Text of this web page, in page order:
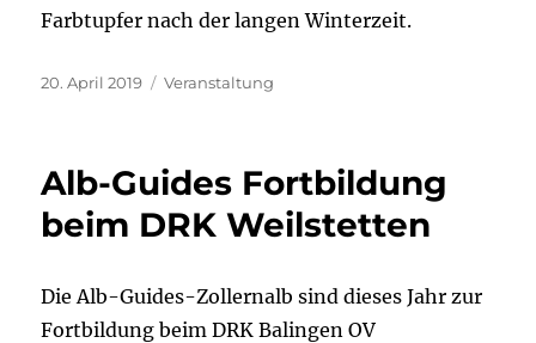
Farbtupfer nach der langen Winterzeit.
Veröffentlicht
20. April 2019 Kategorien
Veranstaltung
Alb-Guides Fortbildung
beim DRK Weilstetten
Die Alb-Guides-Zollernalb sind dieses Jahr zur
Fortbildung beim DRK Balingen OV